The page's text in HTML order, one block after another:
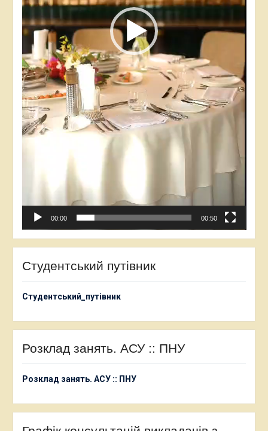
00:00 00:50
Студентський путівник
Студентський_путівник
Розклад занять. АСУ :: ПНУ
Розклад занять. АСУ :: ПНУ